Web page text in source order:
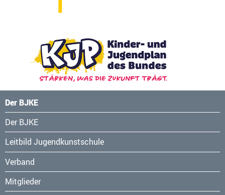
Der BJKE
Navigation
überspringen
Der BJKE
Leitbild Jugendkunstschule
Verband
Mitglieder